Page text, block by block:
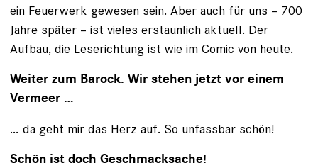
ein Feuerwerk gewesen sein. Aber auch für uns – 700
Jahre später – ist vieles erstaunlich aktuell. Der
Aufbau, die Leserichtung ist wie im Comic von heute.
Weiter zum Barock. Wir stehen jetzt vor einem
Vermeer …
… da geht mir das Herz auf. So unfassbar schön!
Schön ist doch Geschmacksache!